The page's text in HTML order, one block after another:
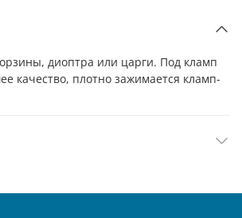
диоптра или царги. Под кламп
качество, плотно зажимается кламп-